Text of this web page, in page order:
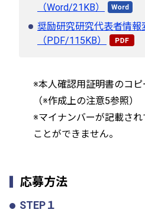
（Word/21KB）
奨励研究研究代表者情
（PDF/115KB）
※本人確認用証明書のコピ
（※作成上の注意5参照）
※マイナンバーが記載さ
ことができません。
応募方法
STEP１